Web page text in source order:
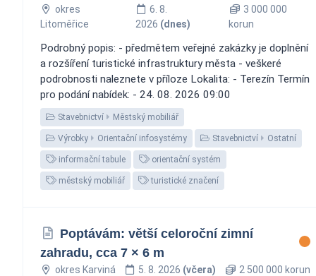
okres
Litoměřice
6. 8.
2026 (dnes)
3 000 000
korun
Podrobný popis: - předmětem veřejné zakázky je doplnění
a rozšíření turistické infrastruktury města - veškeré
podrobnosti naleznete v příloze Lokalita: - Terezín Termín
pro podání nabídek: - 24. 08. 2026 09:00
Stavebnictví Městský mobiliář
Výrobky Orientační infosystémy Stavebnictví Ostatní
informační tabule orientační systém
městský mobiliář turistické značení
Poptávám: větší celoroční zimní
zahradu, cca 7 × 6 m
okres Karviná 5. 8. 2026 (včera) 2 500 000 korun